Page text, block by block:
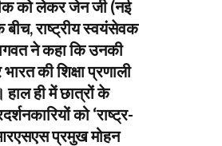
को लेकर जेन जी (नई
बीच, राष्ट्रीय स्वयंसेवक
ने कहा कि उनकी
की शिक्षा प्रणाली
ही में छात्रों के
को ‘राष्ट्र-
प्रमुख मोहन